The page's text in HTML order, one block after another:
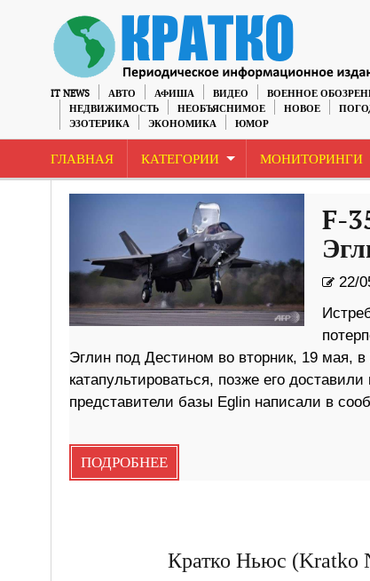
IT NEWS АВТО АФИША ВИДЕО ВОЕННОЕ
НЕДВИЖИМОСТЬ
НЕОБЪЯСНИМОЕ НОВОЕ
ЭЗОТЕРИКА
ЭКОНОМИКА ЮМОР
ГЛАВНАЯ КАТЕГОРИИ МОНИТОРИНГИ
F-
22/
Эглин под Дестином во вторник, 19 мая,
катапультироваться, позже его
представители базы Eglin написали в
ПОДРОБНЕЕ
Кратко Ньюс (Kratko